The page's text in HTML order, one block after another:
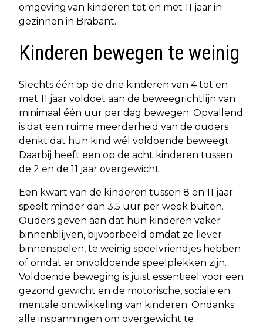
omgeving van kinderen tot en met 11 jaar in
gezinnen in Brabant.
Kinderen bewegen te weinig
Slechts één op de drie kinderen van 4 tot en
met 11 jaar voldoet aan de beweegrichtlijn van
minimaal één uur per dag bewegen. Opvallend
is dat een ruime meerderheid van de ouders
denkt dat hun kind wél voldoende beweegt.
Daarbij heeft een op de acht kinderen tussen
de 2 en de 11 jaar overgewicht.
Een kwart van de kinderen tussen 8 en 11 jaar
speelt minder dan 3,5 uur per week buiten.
Ouders geven aan dat hun kinderen vaker
binnenblijven, bijvoorbeeld omdat ze liever
binnenspelen, te weinig speelvriendjes hebben
of omdat er onvoldoende speelplekken zijn.
Voldoende beweging is juist essentieel voor een
gezond gewicht en de motorische, sociale en
mentale ontwikkeling van kinderen. Ondanks
alle inspanningen om overgewicht te